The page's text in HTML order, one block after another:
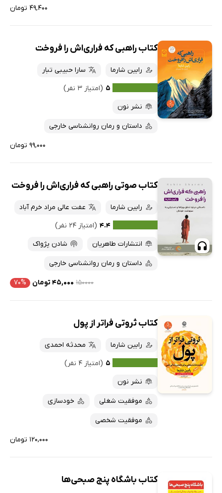
۴۹,۴۰۰ تومان
کتاب راهبی که فراری‌اش را فروخت
رابین شارما
سارا حبیبی تبار
۵ (امتیاز ۳ نفر)
نشر نون
داستان و رمان روانشناسی خارجی
۹۹,۰۰۰ تومان
کتاب صوتی راهبی که فراری‌اش را فروخت
رابین شارما
عفت عالی مراد خرم آباد
۴.۴ (امتیاز ۲۴ نفر)
انتشارات طاهریان
شادن پژواک
داستان و رمان روانشناسی خارجی
۱۵۰۰۰۰ ۴۵,۰۰۰ تومان ۷۰%
کتاب ثروتی فراتر از پول
رابین شارما
محدثه احمدی
۵ (امتیاز ۴ نفر)
نشر نون
موفقیت شغلی خودسازی
موفقیت شخصی
۱۲۰,۰۰۰ تومان
کتاب باشگاه پنج صبحی‌ها